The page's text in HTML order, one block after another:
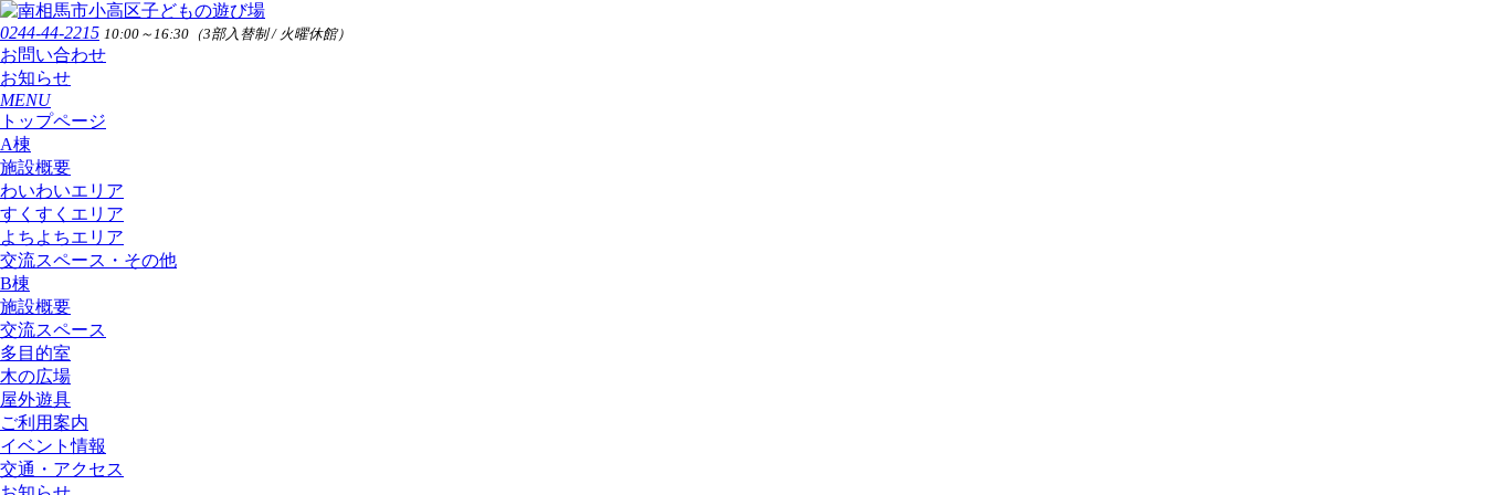
0244-44-2215 10:00～16:30（3部入替制 / 火曜休館）
お問い合わせ
お知らせ
MENU
トップページ
A棟
施設概要
わいわいエリア
すくすくエリア
よちよちエリア
交流スペース・その他
B棟
施設概要
交流スペース
多目的室
木の広場
屋外遊具
ご利用案内
イベント情報
交通・アクセス